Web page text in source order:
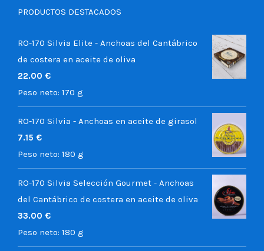
PRODUCTOS DESTACADOS
RO-170 Silvia Elite - Anchoas del Cantábrico
de costera en aceite de oliva
22.00 €
Peso neto: 170 g
RO-170 Silvia - Anchoas en aceite de girasol
7.15 €
Peso neto: 180 g
RO-170 Silvia Selección Gourmet - Anchoas
del Cantábrico de costera en aceite de oliva
33.00 €
Peso neto: 180 g